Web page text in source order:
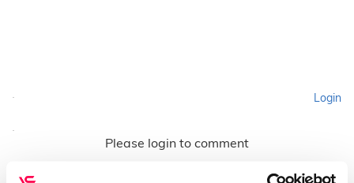
Login
Please login to comment